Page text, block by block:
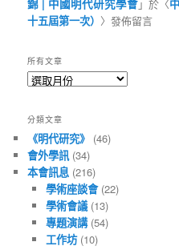
錦 | 中國明代研究學會」於〈
十五屆第一次） 〉發佈留言
所有文章
所
章
分類文章
《明代研究》 (46)
會外學訊(34)
本會訊息 (216)
學術座談會(22)
學術會議(13)
專題演講(54)
工作坊(10)